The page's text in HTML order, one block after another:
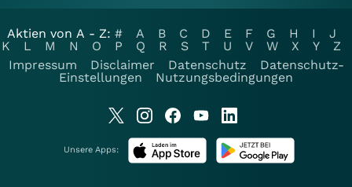
Aktien von A - Z: # A B C D E F G H I
J
K
L M N O P Q R S T U V W X Y
Z
Impressum
Disclaimer Datenschutz
Datenschutz-
Einstellungen
Nutzungsbedingungen
Unsere Apps: